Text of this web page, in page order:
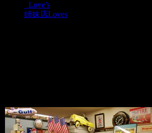
Love’s
姉妹店Loves